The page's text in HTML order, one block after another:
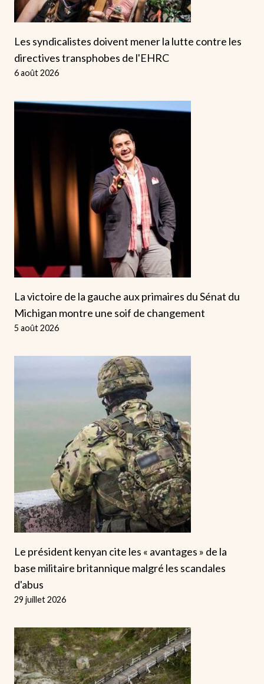
Les syndicalistes doivent mener la lutte contre les
directives transphobes de l'EHRC
6 août 2026
La victoire de la gauche aux primaires du Sénat du
Michigan montre une soif de changement
5 août 2026
Le président kenyan cite les « avantages » de la
base militaire britannique malgré les scandales
d'abus
29 juillet 2026